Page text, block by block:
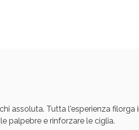
assoluta. Tutta l'esperienza filorga
palpebre e rinforzare le ciglia.